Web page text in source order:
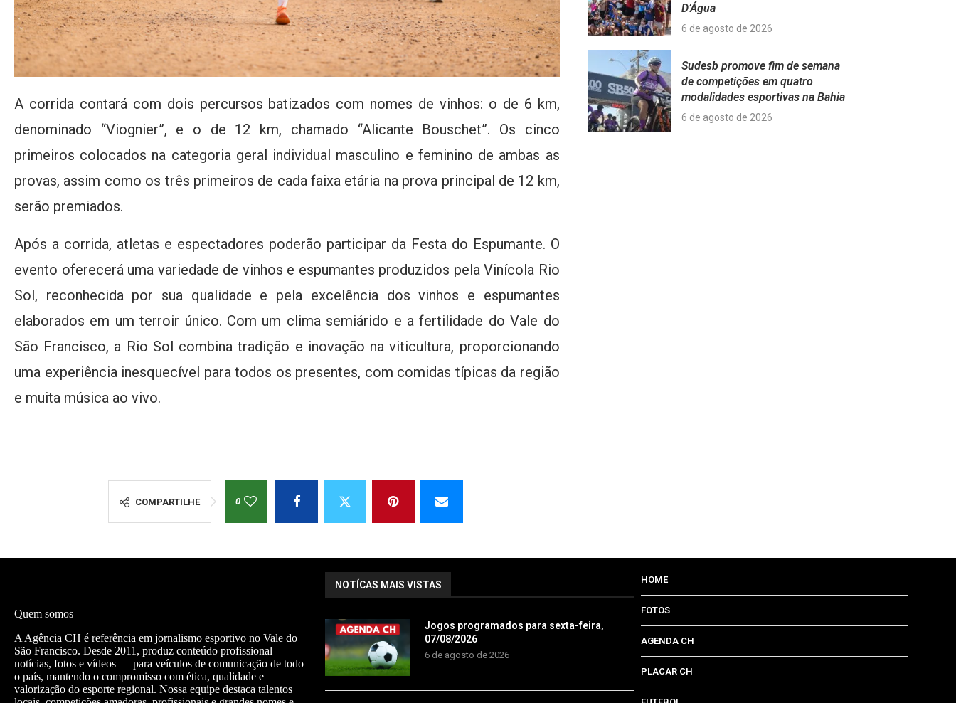
A corrida contará com dois percursos batizados com nomes de vinhos: o de 6 km,
denominado “Viognier”, e o de 12 km, chamado “Alicante Bouschet”. Os cinco
primeiros colocados na categoria geral individual masculino e feminino de ambas as
provas, assim como os três primeiros de cada faixa etária na prova principal de 12 km,
serão premiados.
Após a corrida, atletas e espectadores poderão participar da Festa do Espumante. O
evento oferecerá uma variedade de vinhos e espumantes produzidos pela Vinícola Rio
Sol, reconhecida por sua qualidade e pela excelência dos vinhos e espumantes
elaborados em um terroir único. Com um clima semiárido e a fertilidade do Vale do
São Francisco, a Rio Sol combina tradição e inovação na viticultura, proporcionando
uma experiência inesquecível para todos os presentes, com comidas típicas da região
e muita música ao vivo.
COMPARTILHE 0
D’Água
6 de agosto de 2026
Sudesb promove fim de semana
de competições em quatro
modalidades esportivas na Bahia
6 de agosto de 2026
Quem somos
A Agência CH é referência em jornalismo esportivo no Vale do
São Francisco. Desde 2011, produz conteúdo profissional —
notícias, fotos e vídeos — para veículos de comunicação de todo
o país, mantendo o compromisso com ética, qualidade e
valorização do esporte regional. Nossa equipe destaca talentos
NOTÍCAS MAIS VISTAS
Jogos programados para sexta-feira,
07/08/2026
6 de agosto de 2026
HOME
FOTOS
AGENDA CH
PLACAR CH